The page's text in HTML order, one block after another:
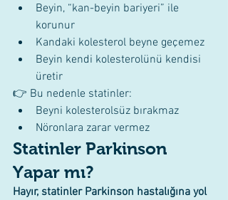
Beyin, “kan-beyin bariyeri” ile
korunur
Kandaki kolesterol beyne geçemez
Beyin kendi kolesterolünü kendisi
üretir
👉 Bu nedenle statinler:
Beyni kolesterolsüz bırakmaz
Nöronlara zarar vermez
Statinler Parkinson
Yapar mı?
Hayır, statinler Parkinson hastalığına yol